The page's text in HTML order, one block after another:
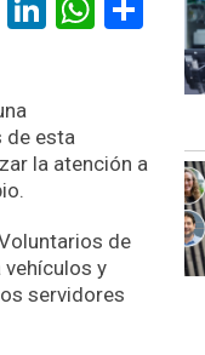
de esta
la atención a
de
vehículos y
servidores